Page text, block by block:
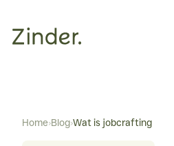
Loopbaanbegeleiding
Home›Blog›Wat is jobcrafting